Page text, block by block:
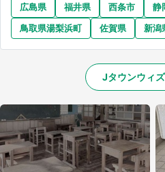
広島県 福井県 西条市 静
鳥取県湯梨浜町
佐賀県 新潟
Jタウンウィ